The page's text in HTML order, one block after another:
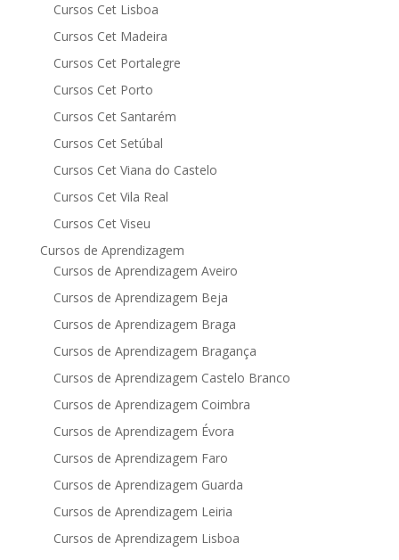
Cursos Cet Lisboa
Cursos Cet Madeira
Cursos Cet Portalegre
Cursos Cet Porto
Cursos Cet Santarém
Cursos Cet Setúbal
Cursos Cet Viana do Castelo
Cursos Cet Vila Real
Cursos Cet Viseu
Cursos de Aprendizagem
Cursos de Aprendizagem Aveiro
Cursos de Aprendizagem Beja
Cursos de Aprendizagem Braga
Cursos de Aprendizagem Bragança
Cursos de Aprendizagem Castelo Branco
Cursos de Aprendizagem Coimbra
Cursos de Aprendizagem Évora
Cursos de Aprendizagem Faro
Cursos de Aprendizagem Guarda
Cursos de Aprendizagem Leiria
Cursos de Aprendizagem Lisboa